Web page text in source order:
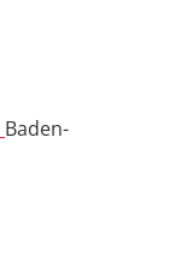
Baden-